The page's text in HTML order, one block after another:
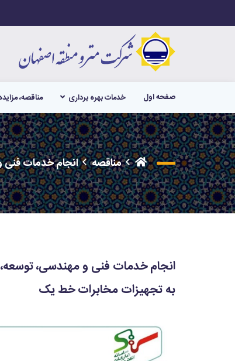
صفحه اول خدمات بهره برداری مناقصه،
مناقصه انجام خدمات فنی
انجام خدمات فنی و مهندسی،
به تجهیزات مخابرات خط یک